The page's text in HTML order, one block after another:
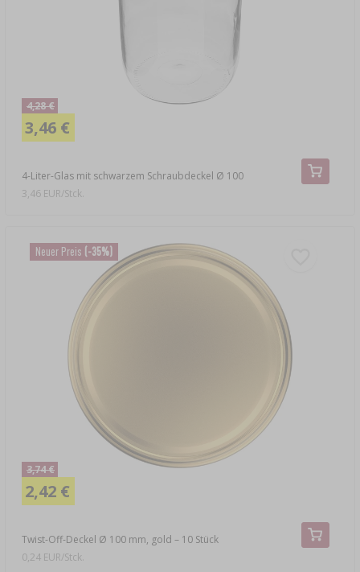
4-Liter-Glas mit schwarzem Schraubdeckel Ø 100
4,28 €
3,46 €
3,46 EUR/Stck.
Neuer Preis (-35%)
Twist-Off-Deckel Ø 100 mm, gold – 10 Stück
3,74 €
2,42 €
0,24 EUR/Stck.